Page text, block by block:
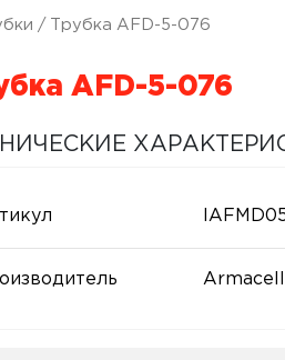
/ Трубка AFD-5-076
AFD-5-076
Armacell